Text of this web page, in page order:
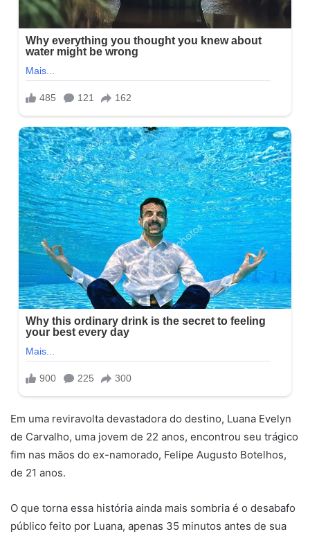
Em uma reviravolta devastadora do destino, Luana Evelyn
de Carvalho, uma jovem de 22 anos, encontrou seu trágico
fim nas mãos do ex-namorado, Felipe Augusto Botelhos,
de 21 anos.
O que torna essa história ainda mais sombria é o desabafo
público feito por Luana, apenas 35 minutos antes de sua